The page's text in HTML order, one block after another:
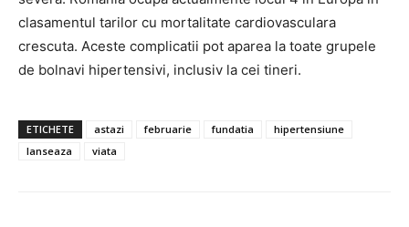
clasamentul tarilor cu mortalitate cardiovasculara
crescuta. Aceste complicatii pot aparea la toate grupele
de bolnavi hipertensivi, inclusiv la cei tineri.
ETICHETE astazi februarie fundatia
hipertensiune
lanseaza
viata